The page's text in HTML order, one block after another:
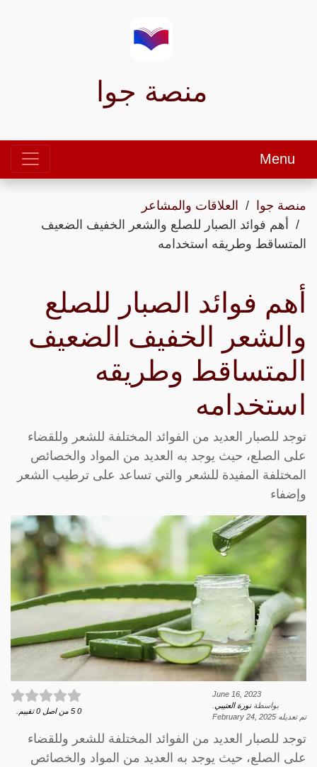
منصة جوا
Menu
منصة جوا
العلاقات والمشاعر
أهم فوائد الصبار للصلع والشعر الخفيف الضعيف
المتساقط وطريقه استخدامه
أهم فوائد الصبار للصلع
والشعر الخفيف الضعيف
المتساقط وطريقه
استخدامه
توجد للصبار العديد من الفوائد المختلفة للشعر وللقضاء
على الصلع، حيث يوجد به العديد من المواد والخصائص
المختلفة المفيدة للشعر والتي تساعد على ترطيب الشعر
وإضفاء
June 16, 2023
بواسطةنورة العتيبي
تم تعديله February 24, 2025
0
5 من اصل 0 تقييم.
توجد للصبار العديد من الفوائد المختلفة للشعر وللقضاء
على الصلع، حيث يوجد به العديد من المواد والخصائص